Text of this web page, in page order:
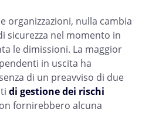
organizzazioni, nulla cambia
sicurezza nel momento in
le dimissioni. La maggior
in uscita ha
di un preavviso di due
di gestione dei rischi
fornirebbero alcuna